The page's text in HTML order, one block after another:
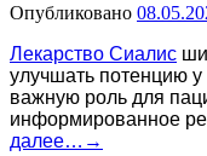
Опубликовано
Лекарство Сиалис
улучшать потенцию
важную роль для
информированное
далее… →